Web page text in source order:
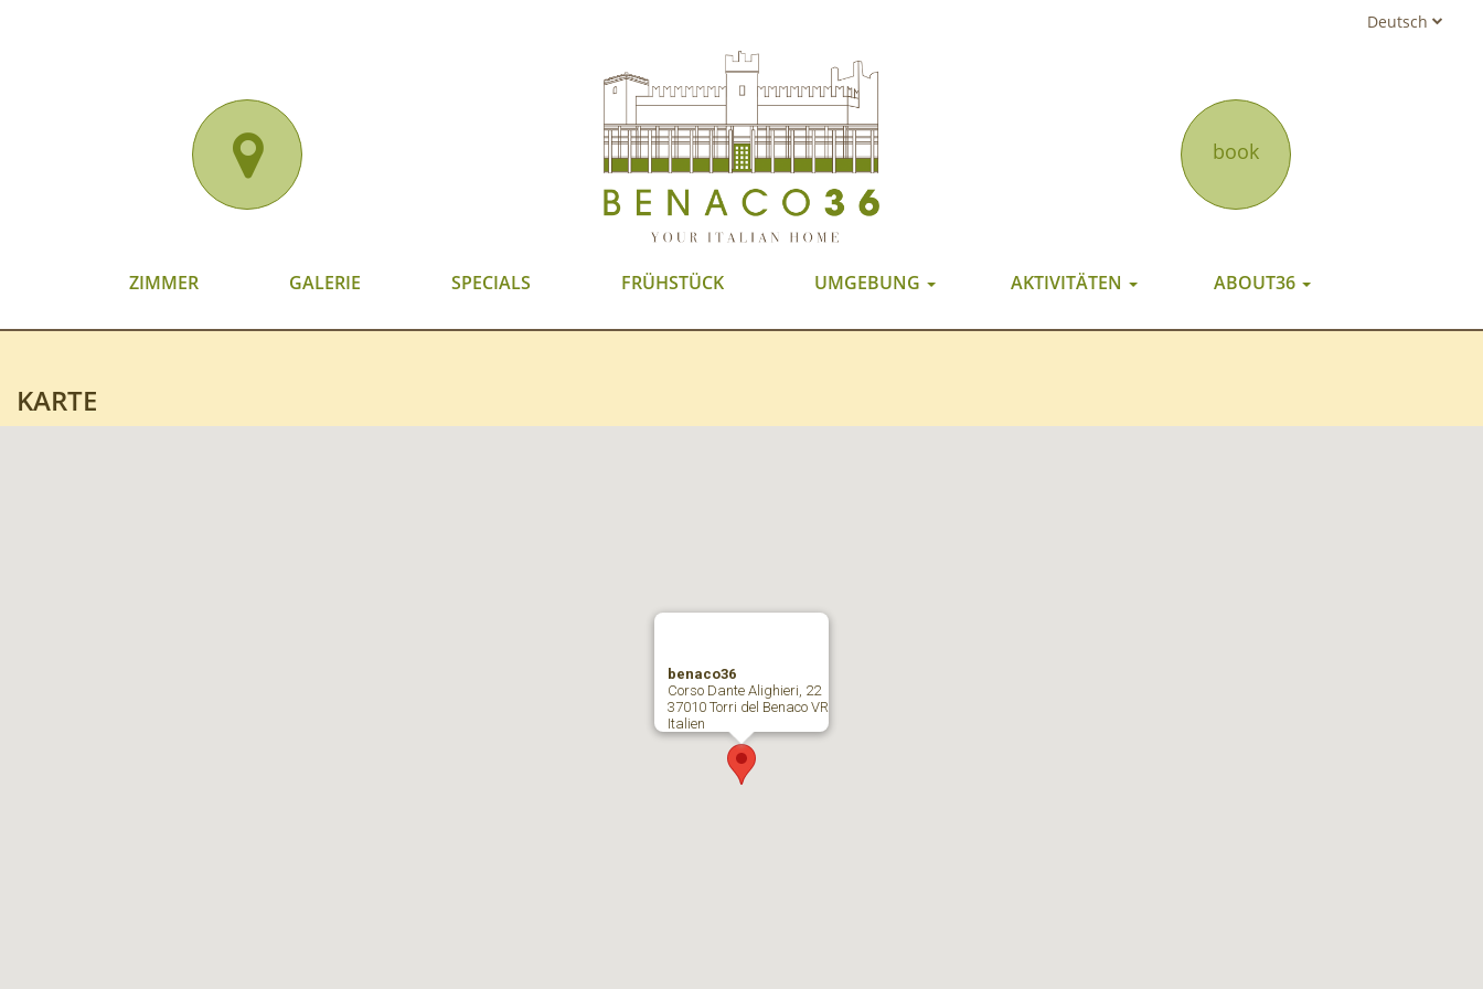
Deutsch
book
ZIMMER GALERIE SPECIALS FRÜHSTÜCK UMGEBUNG AKTIVITÄTEN ABOUT36
KARTE
benaco36
Corso Dante Alighieri, 22
37010 Torri del Benaco VR
Italien